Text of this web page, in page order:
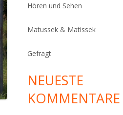
Hören und Sehen
Matussek & Matissek
Gefragt
NEUESTE
KOMMENTARE